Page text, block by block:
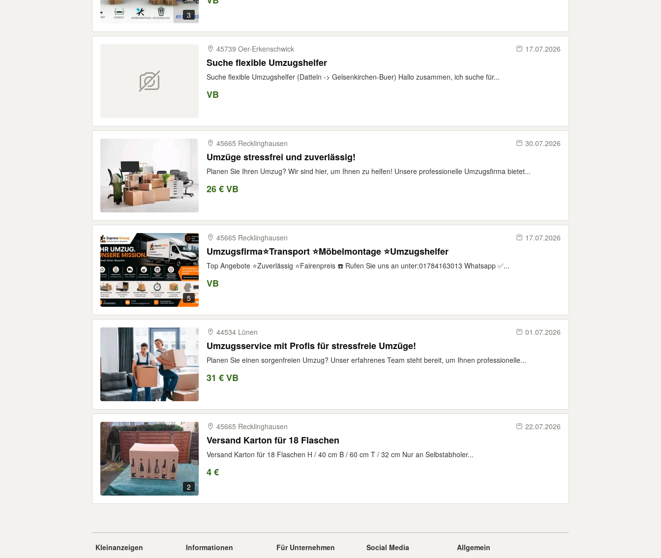
3
45739 Oer-​Erkenschwick 17.07.2026
Suche flexible Umzugshelfer
Suche flexible Umzugshelfer (Datteln -> Gelsenkirchen-Buer) Hallo zusammen, ich suche für...
VB
45665 Recklinghausen 30.07.2026
Umzüge stressfrei und zuverlässig!
Planen Sie Ihren Umzug? Wir sind hier, um Ihnen zu helfen! Unsere professionelle Umzugsfirma bietet...
26 € VB
5
45665 Recklinghausen 17.07.2026
Umzugsfirma⭐️Transport ⭐️Möbelmontage ⭐️Umzugshelfer
Top Angebote ⭐️Zuverlässig ⭐️Fairenpreis ☎️ Rufen Sie uns an unter:01784163013 Whatsapp ✅...
VB
44534 Lünen 01.07.2026
Umzugsservice mit Profis für stressfreie Umzüge!
Planen Sie einen sorgenfreien Umzug? Unser erfahrenes Team steht bereit, um Ihnen professionelle...
31 € VB
2
45665 Recklinghausen 22.07.2026
Versand Karton für 18 Flaschen
Versand Karton für 18 Flaschen H / 40 cm B / 60 cm T / 32 cm Nur an Selbstabholer...
4 €
Kleinanzeigen
Informationen
Für Unternehmen
Social Media
Allgemein